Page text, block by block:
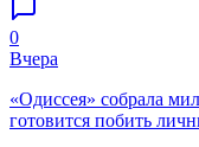
0
Вчера
«Одиссея» собрала
готовится побить